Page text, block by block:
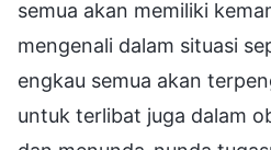
semua akan memiliki
mengenali dalam situasi
engkau semua akan
untuk terlibat juga dalam